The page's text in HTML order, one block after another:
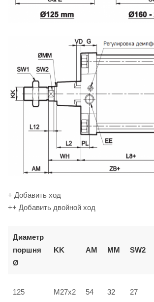
+ Добавить ход
++ Добавить двойной ход
Диаметр
поршня
Ø
KK AM ММ SW2
125 M27x2 54 32 27